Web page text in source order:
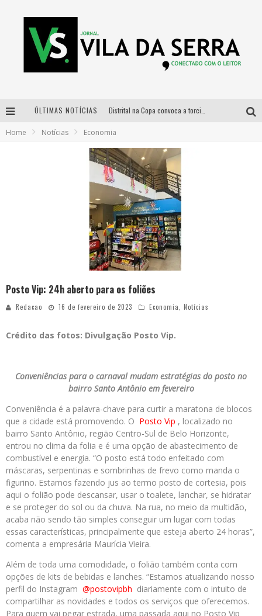
ÚLTIMAS NOTÍCIAS
Home Notícias Economia
Posto Vip: 24h aberto para os foliões
Redacao 16 de fevereiro de 2023 Economia Notícias
Crédito das fotos: Divulgação Posto Vip.
Conveniências para o carnaval mudam estratégias do posto no
bairro Santo Antônio em fevereiro
Conveniência é a palavra-chave para curtir a maratona de blocos
que a cidade está promovendo. O Posto Vip , localizado no
bairro Santo Antônio, região Centro-Sul de Belo Horizonte,
entrou no clima da folia e é uma opção de abastecimento de
combustível e energia. “O posto está todo enfeitado com
máscaras, serpentinas e sombrinhas de frevo como manda o
figurino. Estamos fazendo jus ao termo posto de cortesia, pois
aqui o folião pode descansar, usar o toalete, lanchar, se hidratar
e se proteger do sol ou da chuva. Na rua, no meio da multidão,
acaba não sendo tão simples conseguir um lugar com todas
essas características, principalmente que esteja aberto 24 horas”,
comenta a empresária Maurícia Vieira.
Além de toda uma comodidade, o folião também conta com
opções de kits de bebidas e lanches. “Estamos atualizando nosso
perfil do Instagram @postovipbh diariamente com o intuito de
compartilhar as novidades e todos os serviços que oferecemos.
Para quem vai pegar estrada, uma passada aqui no Posto Vip